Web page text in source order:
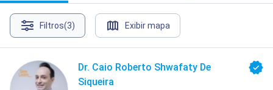
Filtros(3) Exibir mapa
Dr. Caio Roberto Shwafaty De
Siqueira